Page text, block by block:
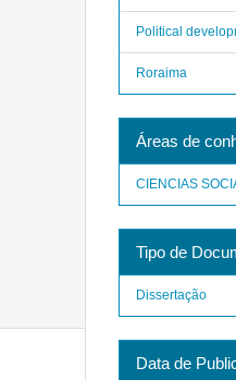
Political
Roraima
Áreas de
CIENCIAS
Tipo de
Dissertação
Data de